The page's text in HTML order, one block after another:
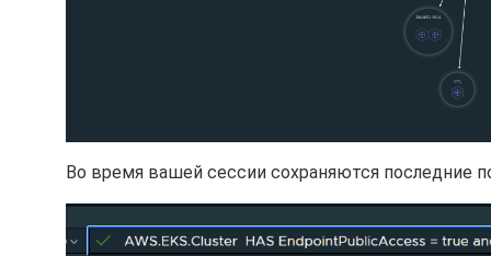
Во время вашей сессии сохраняются последние